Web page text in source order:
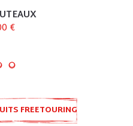
€
FREETOURING